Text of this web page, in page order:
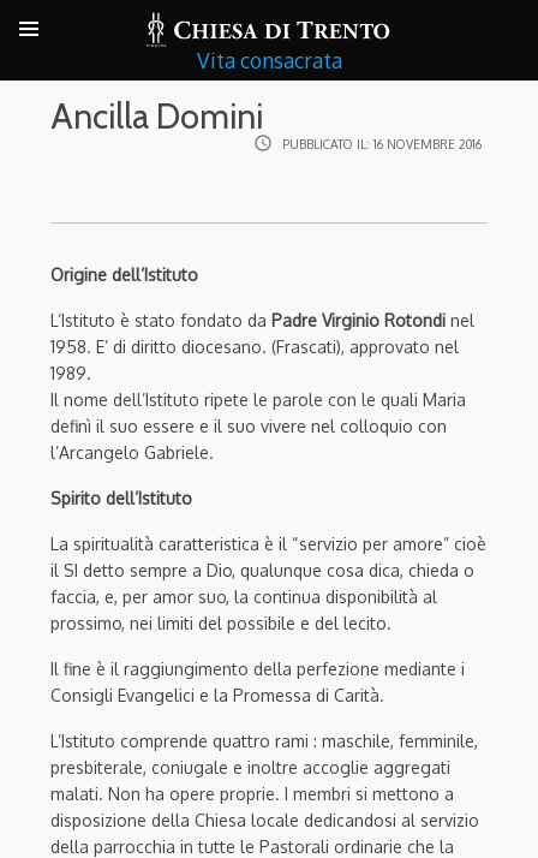
Vita consacrata
Ancilla Domini
access_time PUBBLICATO IL: 16 NOVEMBRE 2016
Origine dell’Istituto
L’Istituto è stato fondato da Padre Virginio Rotondi nel
1958. E’ di diritto diocesano. (Frascati), approvato nel
1989.
Il nome dell’Istituto ripete le parole con le quali Maria
definì il suo essere e il suo vivere nel colloquio con
l’Arcangelo Gabriele.
Spirito dell’Istituto
La spiritualità caratteristica è il “servizio per amore” cioè
il SI detto sempre a Dio, qualunque cosa dica, chieda o
faccia, e, per amor suo, la continua disponibilità al
prossimo, nei limiti del possibile e del lecito.
Il fine è il raggiungimento della perfezione mediante i
Consigli Evangelici e la Promessa di Carità.
L’Istituto comprende quattro rami : maschile, femminile,
presbiterale, coniugale e inoltre accoglie aggregati
malati. Non ha opere proprie. I membri si mettono a
disposizione della Chiesa locale dedicandosi al servizio
della parrocchia in tutte le Pastorali ordinarie che la